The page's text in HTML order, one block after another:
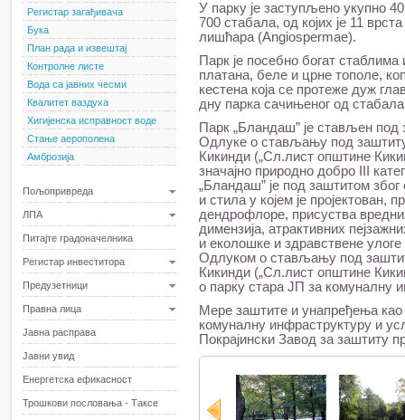
Регистар загађивача
Бука
План рада и извештај
Контролне листе
Вода са јавних чесми
Квалитет ваздуха
Хигијенска исправност воде
Стање аерополена
Амброзија
Пољопривреда
ЛПА
Питајте градоначелника
Регистар инвеститора
Предузетници
Правна лица
Јавна расправа
Јавни увид
Енергетска ефикасност
Трошкови пословања - Таксе
У парку је заступљено укупно
700 стабала, од којих је 11
лишћара (Angiospermae).
Парк је посебно богат
платана, беле и црне тополе,
кестена која се протеже дуж
дну парка сачињеног од
Парк „Бландаш” је стављен под
Одлуке о стављању под
Кикинди („Сл.лист општине
значајно природно добро III
„Бландаш” је под заштитом због
и стила у којем је пројектован,
дендрофлоре, присуства
димензија, атрактивних
и еколошке и здравствене
Одлуком о стављању под
Кикинди („Сл.лист општине
о парку стара ЈП за комуналну
Мере заштите и унапређења као
комуналну инфраструктуру и
Покрајински Завод за заштиту